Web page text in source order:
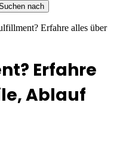
nach
Erfahre alles über
Erfahre
Ablauf